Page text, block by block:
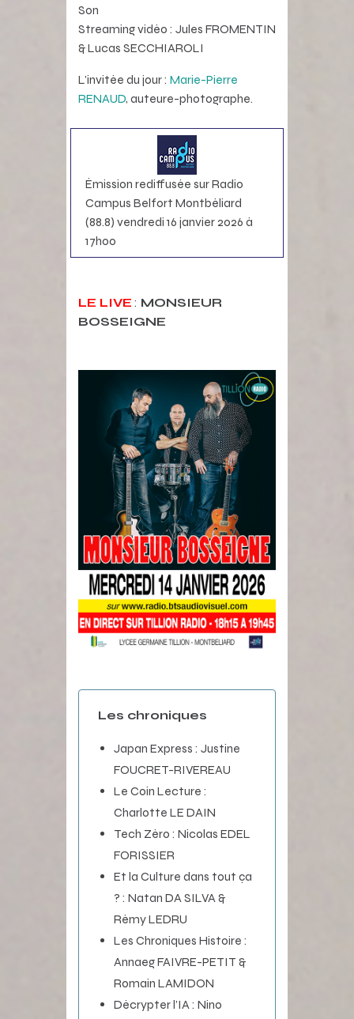
Son
Streaming vidéo : Jules FROMENTIN
& Lucas SECCHIAROLI
L’invitée du jour : Marie-Pierre
RENAUD, auteure-photographe.
Émission rediffusée sur Radio
Campus Belfort Montbéliard
(88.8) vendredi 16 janvier 2026 à
17h00
LE LIVE : MONSIEUR
BOSSEIGNE
Les chroniques
Japan Express : Justine
FOUCRET-RIVEREAU
Le Coin Lecture :
Charlotte LE DAIN
Tech Zéro : Nicolas EDEL
FORISSIER
Et la Culture dans tout ça
? : Natan DA SILVA &
Rémy LEDRU
Les Chroniques Histoire :
Annaeg FAIVRE-PETIT &
Romain LAMIDON
Décrypter l’IA : Nino